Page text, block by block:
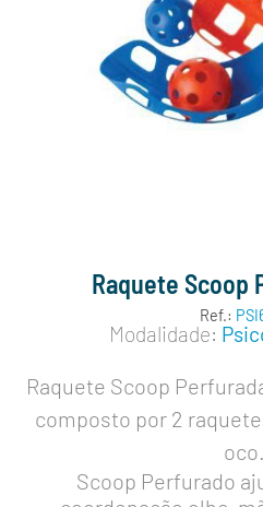
Raquete Scoop
Ref.:
Modalidade:
Raquete Scoop
composto por 2
oco.
Scoop Perfurado